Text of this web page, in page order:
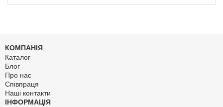
КОМПАНІЯ
Каталог
Блог
Про нас
Співпраця
Наші контакти
ІНФОРМАЦІЯ